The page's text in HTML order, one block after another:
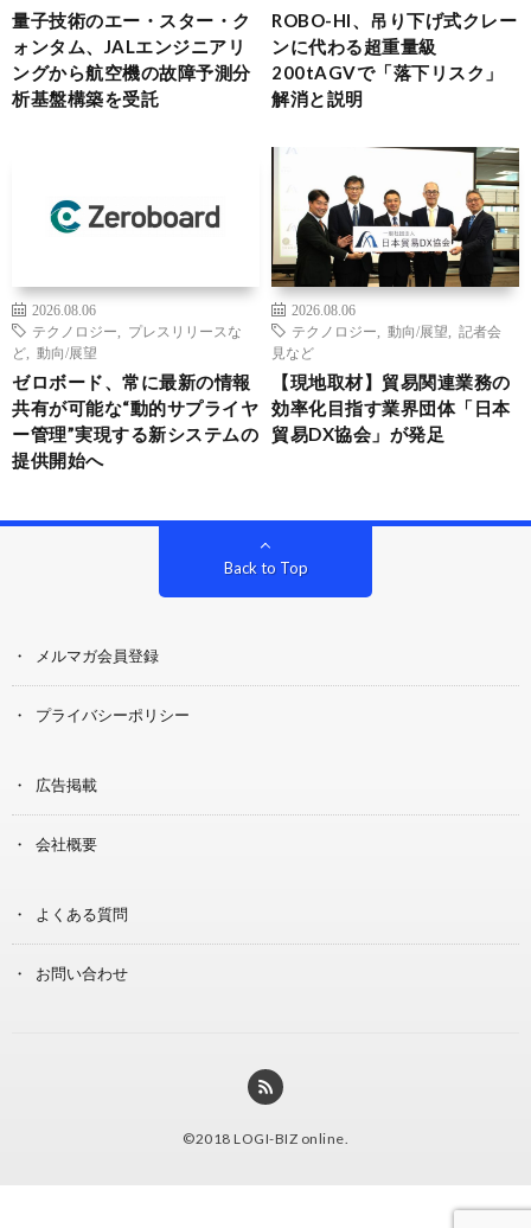
量子技術のエー・スター・ク
ォンタム、JALエンジニアリ
ングから航空機の故障予測分
析基盤構築を受託
ROBO-HI、吊り下げ式クレー
ンに代わる超重量級
200tAGVで「落下リスク」
解消と説明
2026.08.06
テクノロジー
プレスリリースな
ど
動向/展望
ゼロボード、常に最新の情報
共有が可能な“動的サプライヤ
ー管理”実現する新システムの
提供開始へ
2026.08.06
テクノロジー
動向/展望
記者会
見など
【現地取材】貿易関連業務の
効率化目指す業界団体「日本
貿易DX協会」が発足
Back to Top
メルマガ会員登録
プライバシーポリシー
広告掲載
会社概要
よくある質問
お問い合わせ
©2018 LOGI-BIZ online